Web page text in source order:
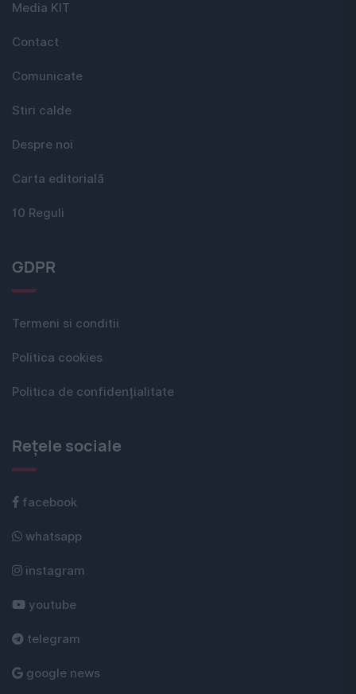
Media KIT
Contact
Comunicate
Stiri calde
Despre noi
Carta editorială
10 Reguli
GDPR
Termeni si conditii
Politica cookies
Politica de confidențialitate
Rețele sociale
facebook
whatsapp
instagram
youtube
telegram
google news